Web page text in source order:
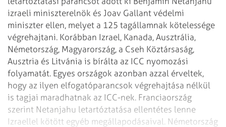
izraeli miniszterelnök és Joav Gallant védelmi
miniszter ellen, melyet a 125 tagállamnak kötelessége
végrehajtani. Korábban Izrael, Kanada, Ausztrália,
Németország, Magyarország, a Cseh Köztársaság,
Ausztria és Litvánia is bírálta az ICC nyomozási
folyamatát. Egyes országok azonban azzal érveltek,
hogy az ilyen elfogatóparancsok végrehajtása nélkül
is tagjai maradhatnak az ICC-nek. Franciaország
szerint Netanjahu letartóztatása ellentétes lenne
Izraellel kötött egyéb megállapodásaival. Németország